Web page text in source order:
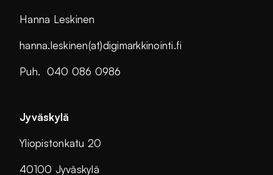
Hanna Leskinen
hanna.leskinen(at)digimarkkinointi.fi
Puh. 040 086 0986
Jyväskylä
Yliopistonkatu 20
40100 Jyväskylä